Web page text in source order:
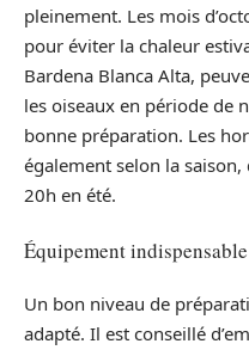
pleinement. Les mois
pour éviter la chaleur
Bardena Blanca Alta,
les oiseaux en période de
bonne préparation. Les
également selon la saison,
20h en été.
Équipement indispensable
Un bon niveau de
adapté. Il est conseillé